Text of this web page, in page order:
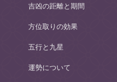
吉凶の距離と期間
方位取りの効果
五行と九星
運勢について